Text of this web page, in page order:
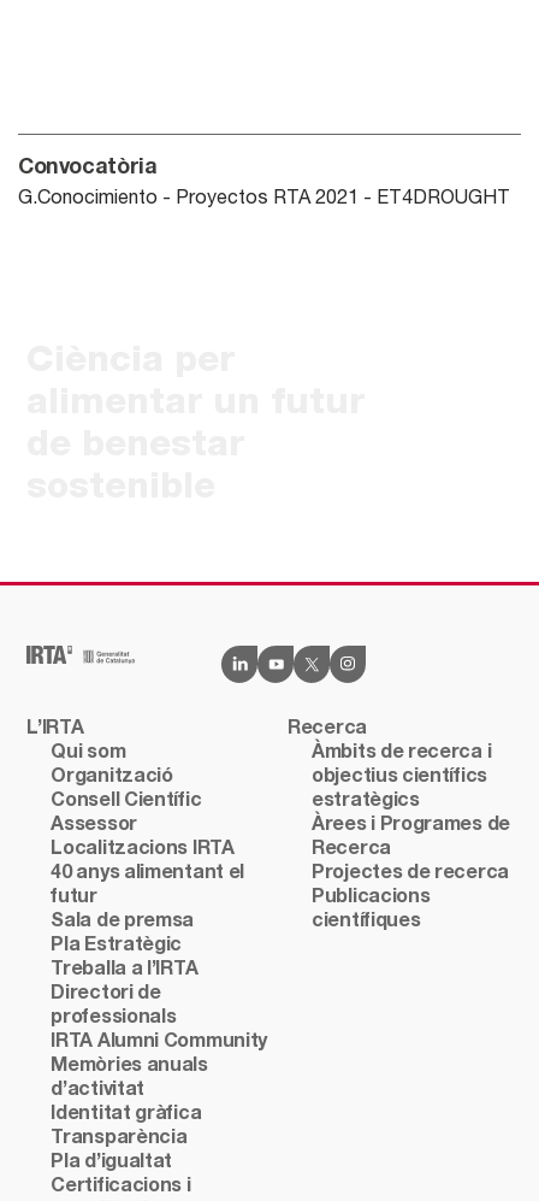
Convocatòria
G.Conocimiento - Proyectos RTA 2021 - ET4DROUGHT
L’IRTA
Qui som
Organització
Consell Científic
Assessor
Localitzacions IRTA
40 anys alimentant el
futur
Sala de premsa
Pla Estratègic
Treballa a l’IRTA
Directori de
professionals
IRTA Alumni Community
Memòries anuals
d’activitat
Identitat gràfica
Transparència
Pla d’igualtat
Certificacions i
Recerca
Àmbits de recerca i
objectius científics
estratègics
Àrees i Programes de
Recerca
Projectes de recerca
Publicacions
científiques